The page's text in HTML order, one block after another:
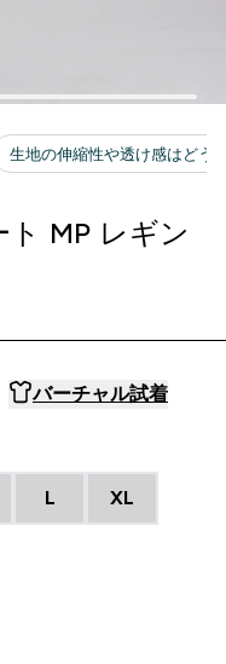
MP レギン
バーチャル試着
L XL